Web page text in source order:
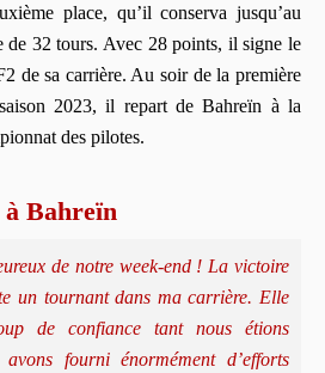
place, qu’il conserva jusqu’au
de 32 tours. Avec 28 points, il signe le
de sa carrière. Au soir de la première
2023, il repart de Bahreïn à la
des pilotes.
Bahreïn
de notre week-end ! La victoire
un tournant dans ma carrière. Elle
de confiance tant nous étions
fourni énormément d’efforts